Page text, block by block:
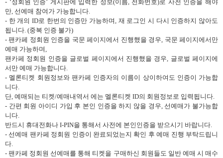
- ‘정회원 인증’ 게시판에 입력한 정보(이름, 전화번호)로 사전 인증을 해야
만, 선예매 참여가 가능합니다.
- 한 개의 ID로 한번의 인증만 가능하며, 재 로그인 시 다시 인증하지 않아도
됩니다. (중복 인증 불가)
-팬카페 정회원 인증을 국문 페이지에서 진행했을 경우, 국문 페이지에서만
예매 가능하며,
팬카페 정회원 인증을 글로벌 페이지에서 진행했을 경우, 글로벌 페이지에
서만 예매 가능합니다.
- 멜론티켓 회원정보와 팬카페 인증자의 이름이 상이하여도 인증이 가능합
니다.
단, 예매되는 티켓/예매내역서 에는 멜론티켓 ID의 회원정보로 입력됩니다.
- 간편 회원 아이디 가입 후 본인 인증을 하지 않을 경우, 선예매가 불가능합
니다.
반드시 휴대전화나 I-PIN을 통해서 사전에 본인인증을 받으시기 바랍니다.
- 선예매 팬카페 정회원 인증이 완료되었는지 확인 후 예매 진행 부탁드립니
다.
-팬카페 정회원 선예매를 통해 티켓을 구매하신 회원들도 일반 예매 시 매수